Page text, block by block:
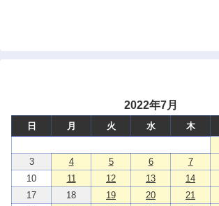
2022年7月
日 月 火 水 木
3
4 5 6 7
10
11 12 13 14
17
18 19 20 21